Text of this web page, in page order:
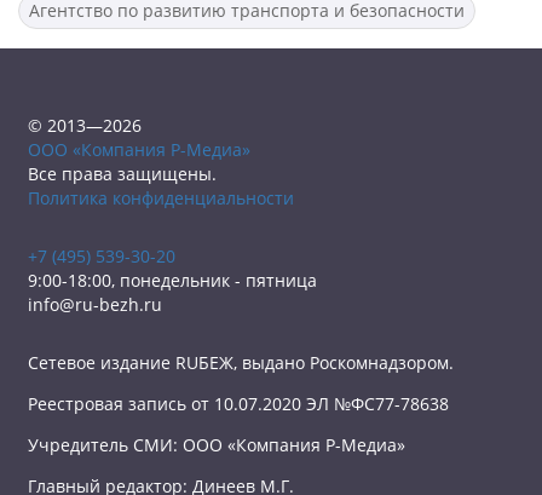
Агентство по развитию транспорта и безопасности
© 2013—2026
ООО «Компания Р-Медиа»
Все права защищены.
Политика конфиденциальности
+7 (495) 539-30-20
9:00-18:00, понедельник - пятница
info@ru-bezh.ru
Сетевое издание RUБЕЖ, выдано Роскомнадзором.
Реестровая запись от 10.07.2020 ЭЛ №ФС77-78638
Учредитель СМИ: ООО «Компания Р-Медиа»
Главный редактор: Динеев М.Г.